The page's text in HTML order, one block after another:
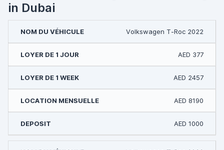
in Dubai
Volkswagen T-Roc 2022
AED 377
AED 2457
AED 8190
AED 1000